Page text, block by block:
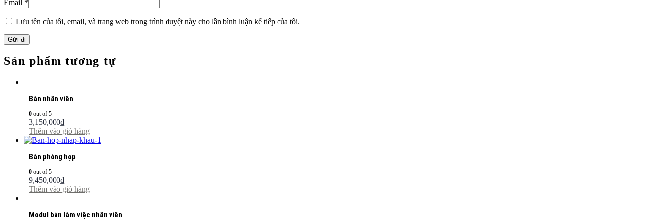
Email *
Lưu tên của tôi, email, và trang web trong trình duyệt này cho lần bình luận kế tiếp của tôi.
Sản phẩm tương tự
Bàn nhân viên
0 out of 5
3,150,000₫
Thêm vào giỏ hàng
Bàn phòng họp
0 out of 5
9,450,000₫
Thêm vào giỏ hàng
Modul bàn làm việc nhân viên